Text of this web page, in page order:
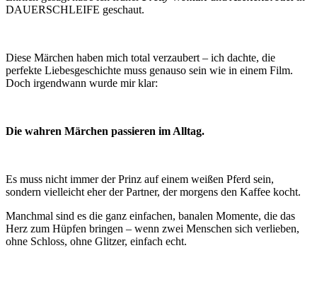
DAUERSCHLEIFE geschaut.
Diese Märchen haben mich total verzaubert – ich dachte, die
perfekte Liebesgeschichte muss genauso sein wie in einem Film.
Doch irgendwann wurde mir klar:
Die wahren Märchen passieren im Alltag.
Es muss nicht immer der Prinz auf einem weißen Pferd sein,
sondern vielleicht eher der Partner, der morgens den Kaffee kocht.
Manchmal sind es die ganz einfachen, banalen Momente, die das
Herz zum Hüpfen bringen – wenn zwei Menschen sich verlieben,
ohne Schloss, ohne Glitzer, einfach echt.